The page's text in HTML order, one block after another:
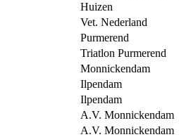
Huizen
Vet. Nederland
Purmerend
Triatlon Purmerend
Monnickendam
Ilpendam
Ilpendam
A.V. Monnickendam
A.V. Monnickendam